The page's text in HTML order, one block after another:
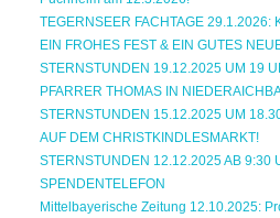
TEGERNSEER FACHTAGE 29.1.2026:
EIN FROHES FEST & EIN GUTES
STERNSTUNDEN 19.12.2025 UM 19
PFARRER THOMAS IN
STERNSTUNDEN 15.12.2025 UM
AUF DEM CHRISTKINDLESMARKT!
STERNSTUNDEN 12.12.2025 AB 9:30
SPENDENTELEFON
Mittelbayerische Zeitung 12.10.2025: